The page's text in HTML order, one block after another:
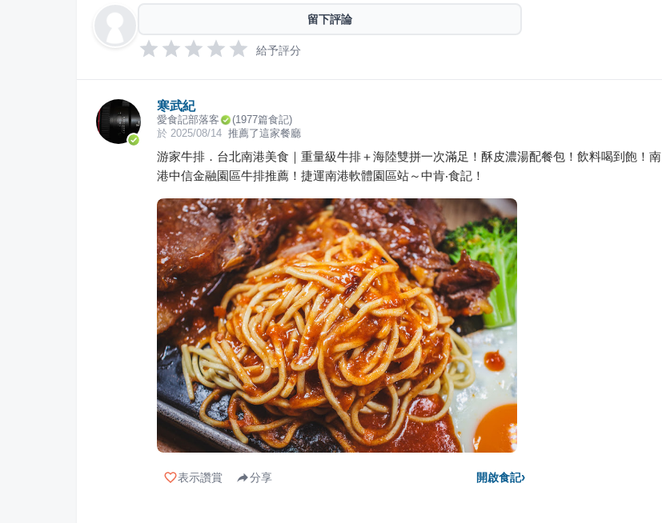
留下評論
給予評分
寒武紀
愛食記部落客 (1977篇食記)
於 2025/08/14 推薦了這家餐廳
游家牛排．台北南港美食｜重量級牛排＋海陸雙拼一次滿足！酥皮濃湯配餐包！飲料喝到飽！南
港中信金融園區牛排推薦！捷運南港軟體園區站～中肯‧食記！
表示讚賞 分享 開啟食記›